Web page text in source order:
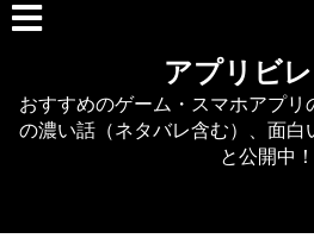
デタリキZ
アナザーエデン
アプリビ
おすすめのゲーム・スマホアプ
の濃い話（ネタバレ含む）、面白
と公開中！